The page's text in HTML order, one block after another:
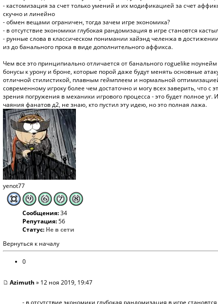
- кастомизация за счет только умений и их модификацией за счет
скучно и линейно
- обмен вещами ограничен, тогда зачем игре экономика?
- в отсутствие экономики глубокая рандомизация в игре становтся
- рунные слова в классическом понимании хайэнд челенжа в
из до банального прока в виде дополнительного аффикса.
Чем все это принципиально отличается от банального roguelike
бонусы к урону и броне, которые порой даже будут менять основные
отличной стилистикой, плавным геймплеем и нормальной
современному игроку более чем достаточно и могу всех заверить, что
зрения погружения в механики игрового процесса - это будет полное
чаяния фанатов д2, не знаю, кто пустил эту идею, но это полная лажа.
yenot77
Сообщения:34
Репутация:56
Статус: Не в сети
Вернуться к началу
0
Azimuth » 12 ноя 2019, 19:47
- в отсутствие экономики глубокая рандомизация в игре